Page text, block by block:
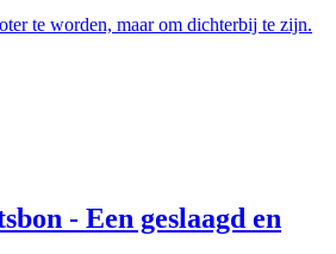
te worden, maar om dichterbij te zijn.
- Een geslaagd en